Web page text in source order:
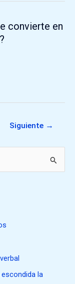
convierte en
Siguiente →
la